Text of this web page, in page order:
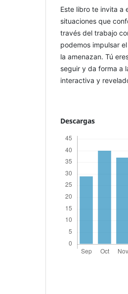
Este libro te invita a
situaciones que
través del trabajo
podemos impulsar
la amenazan. Tú
seguir y da forma a
interactiva y
Descargas